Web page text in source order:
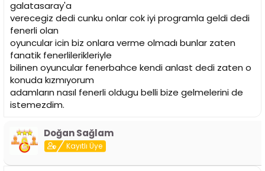
galatasaray'a
verecegiz dedi cunku onlar cok iyi programla geldi dedi
fenerli olan
oyuncular icin biz onlara verme olmadı bunlar zaten
fanatik fenerlilerikleriyle
bilinen oyuncular fenerbahce kendi anlast dedi zaten o
konuda kızmıyorum
adamların nasıl fenerli oldugu belli bize gelmelerini de
istemezdim.
Doğan Sağlam
Kayıtlı Üye